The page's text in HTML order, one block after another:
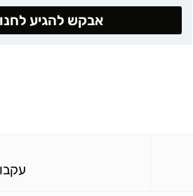
אבקש להגיע